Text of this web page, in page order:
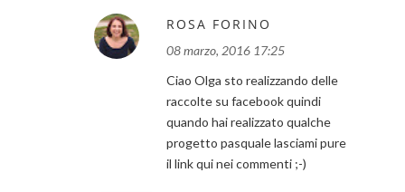
ROSA FORINO
08 marzo, 2016 17:25
Ciao Olga sto realizzando delle
raccolte su facebook quindi
quando hai realizzato qualche
progetto pasquale lasciami pure
il link qui nei commenti ;-)